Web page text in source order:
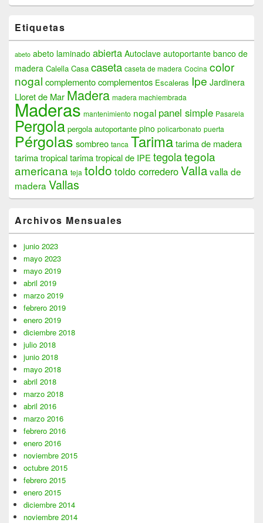
Etiquetas
abeto abeto laminado abierta Autoclave autoportante banco de
madera Calella Casa caseta caseta de madera Cocina color
nogal complementocomplementos Escaleras Ipe Jardinera
Lloret de Mar Madera madera machiembrada
Maderas mantenimiento nogal panel simple Pasarela
Pergola pergola autoportante pino policarbonato puerta
Pérgolas sombreo tanca Tarimatarima de madera
tarima tropicaltarima tropical de IPE tegolategola
americana teja toldo toldo correderoVallavalla de
maderaVallas
Archivos Mensuales
junio 2023
mayo 2023
mayo 2019
abril 2019
marzo 2019
febrero 2019
enero 2019
diciembre 2018
julio 2018
junio 2018
mayo 2018
abril 2018
marzo 2018
abril 2016
marzo 2016
febrero 2016
enero 2016
noviembre 2015
octubre 2015
febrero 2015
enero 2015
diciembre 2014
noviembre 2014